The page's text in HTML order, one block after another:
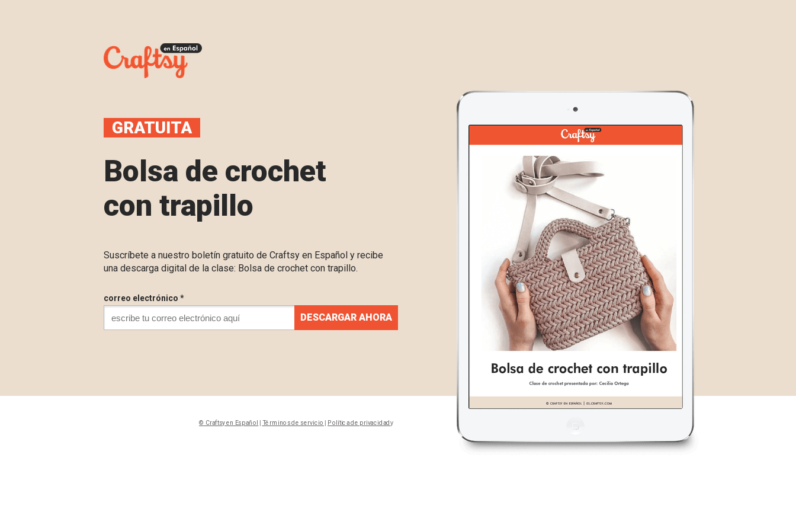
Suscríbete a nuestro boletín gratuito de Craftsy en Español y recibe
una descarga digital de la clase: Bolsa de crochet con trapillo.
correo electrónico *
DESCARGAR AHORA
Bolsa de crochet
con trapillo
GRATUITA
© Craftsy en Español | Términos de servicio | Política de privacidady